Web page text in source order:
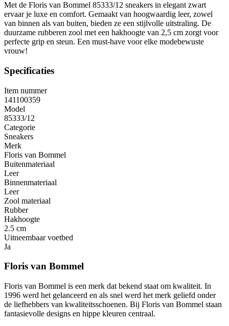
Met de Floris van Bommel 85333/12 sneakers in elegant zwart
ervaar je luxe en comfort. Gemaakt van hoogwaardig leer, zowel
van binnen als van buiten, bieden ze een stijlvolle uitstraling. De
duurzame rubberen zool met een hakhoogte van 2,5 cm zorgt voor
perfecte grip en steun. Een must-have voor elke modebewuste
vrouw!
Specificaties
Item nummer
141100359
Model
85333/12
Categorie
Sneakers
Merk
Floris van Bommel
Buitenmateriaal
Leer
Binnenmateriaal
Leer
Zool materiaal
Rubber
Hakhoogte
2.5 cm
Uitneembaar voetbed
Ja
Floris van Bommel
Floris van Bommel is een merk dat bekend staat om kwaliteit. In
1996 werd het gelanceerd en als snel werd het merk geliefd onder
de liefhebbers van kwaliteitsschoenen. Bij Floris van Bommel staan
fantasievolle designs en hippe kleuren centraal.